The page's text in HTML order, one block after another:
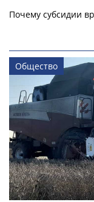
Почему субсидии
Общество